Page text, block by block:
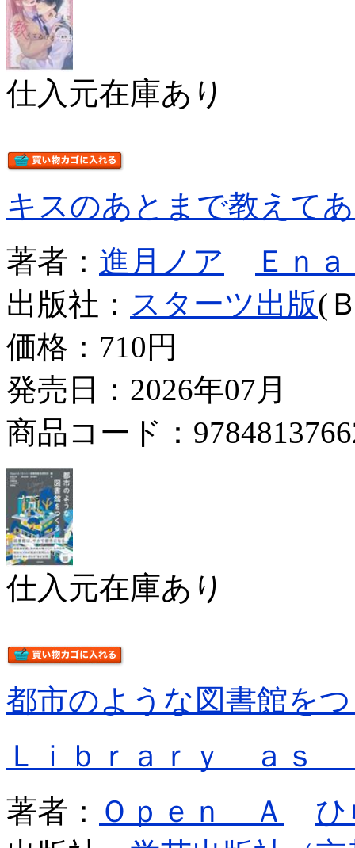
仕入元在庫あり
キスのあとまで教えて
著者： 進月ノア
Ｅｎ
出版社： スターツ出版(
価格： 710円
発売日：2026年07月
商品コード：
仕入元在庫あり
都市のような図書館を
Ｌｉｂｒａｒｙ ａｓ
著者： Ｏｐｅｎ Ａ
ひ